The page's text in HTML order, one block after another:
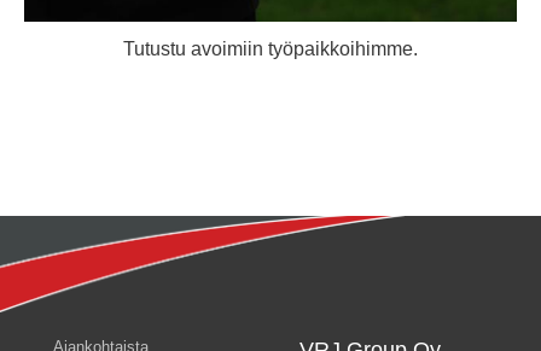
Tutustu avoimiin työpaikkoihimme.
Ajankohtaista